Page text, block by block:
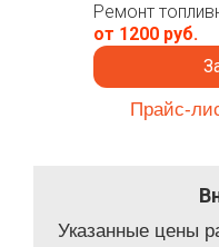
Ремонт
от 1200 руб.
Прайс-
Указанные цены